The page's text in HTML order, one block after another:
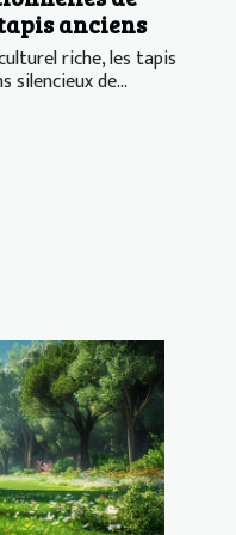
anciens
riche, les tapis
silencieux de...